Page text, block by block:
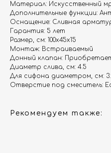
Материал: Искусственный
Дополнительные функции:
Оснащение: Сливная
Гарантия: 5 лет
Размер, см: 100х45х15
Монтаж: Встраиваемый
Донный клапан:
Диаметр слива, см: 4.5
Для сифона диаметром, см:
Отверстие под смеситель:
Рекомендуем также:
Доставка
Контакты
Москва, Новопесчаная улица,
+7 (495) 782-78-74
info@aquame-shop.ru